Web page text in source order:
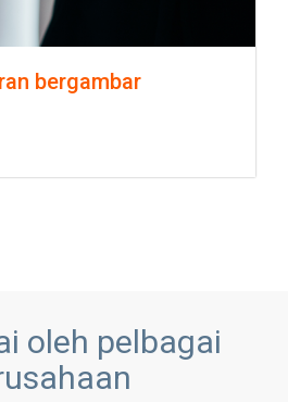
bergambar
oleh pelbagai